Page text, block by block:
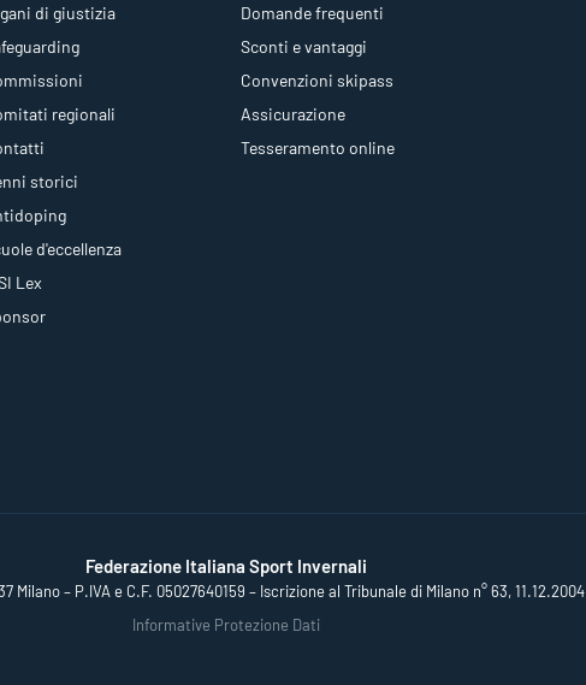
di giustizia
regionali
storici
d'eccellenza
Lex
Domande frequenti
Sconti e vantaggi
Convenzioni skipass
Assicurazione
Tesseramento online
Federazione Italiana Sport Invernali
Milano – P.IVA e C.F. 05027640159 – Iscrizione al Tribunale di Milano n° 63, 11.12.2004
Informative Protezione Dati